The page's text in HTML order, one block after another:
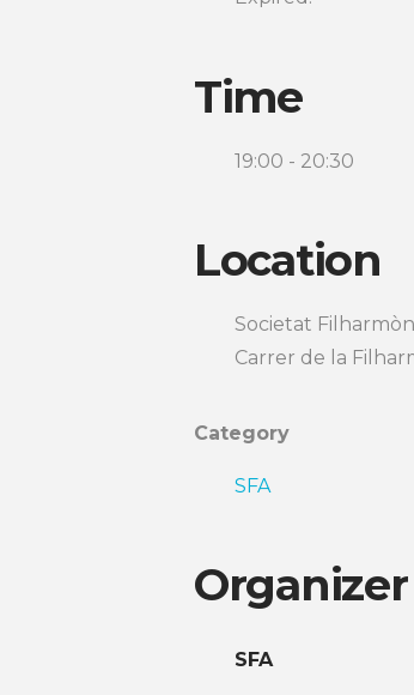
Time
19:00 - 20:30
Location
Societat
Carrer de la
Category
SFA
Organizer
SFA